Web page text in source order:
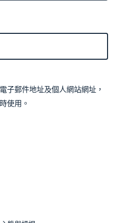
子郵件地址及個人網站網址，
使用。